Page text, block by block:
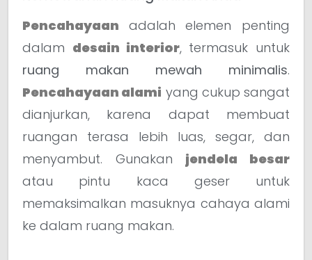
Pencahayaan adalah elemen penting
dalam desain interior, termasuk untuk
ruang makan mewah minimalis.
Pencahayaan alami yang cukup sangat
dianjurkan, karena dapat membuat
ruangan terasa lebih luas, segar, dan
menyambut. Gunakan jendela besar
atau pintu kaca geser untuk
memaksimalkan masuknya cahaya alami
ke dalam ruang makan.